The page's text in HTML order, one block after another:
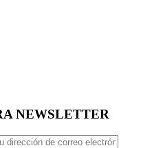
NEWSLETTER